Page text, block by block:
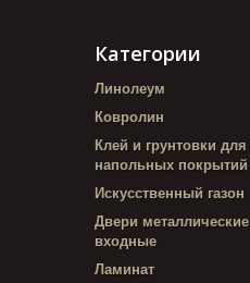
Категории
Линолеум
Ковролин
Клей и грунтовки для
напольных покрытий
Искусственный газон
Двери металлические
входные
Ламинат